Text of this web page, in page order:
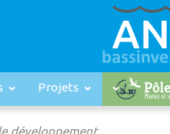
Projets
développement...